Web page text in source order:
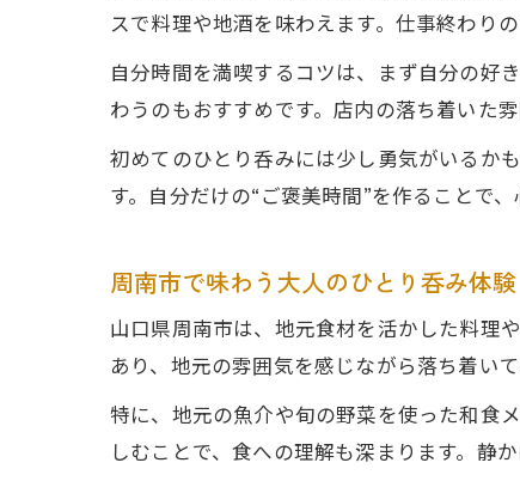
スで料理や地酒を味わえます。仕事終わり
自分時間を満喫するコツは、まず自分の好
わうのもおすすめです。店内の落ち着いた
初めてのひとり呑みには少し勇気がいるか
す。自分だけの“ご褒美時間”を作ることで
周南市で味わう大人のひとり呑み体験
山口県周南市は、地元食材を活かした料理
あり、地元の雰囲気を感じながら落ち着い
特に、地元の魚介や旬の野菜を使った和食
しむことで、食への理解も深まります。静